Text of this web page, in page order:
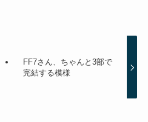
FF7さん、ちゃんと3部で
完結する模様